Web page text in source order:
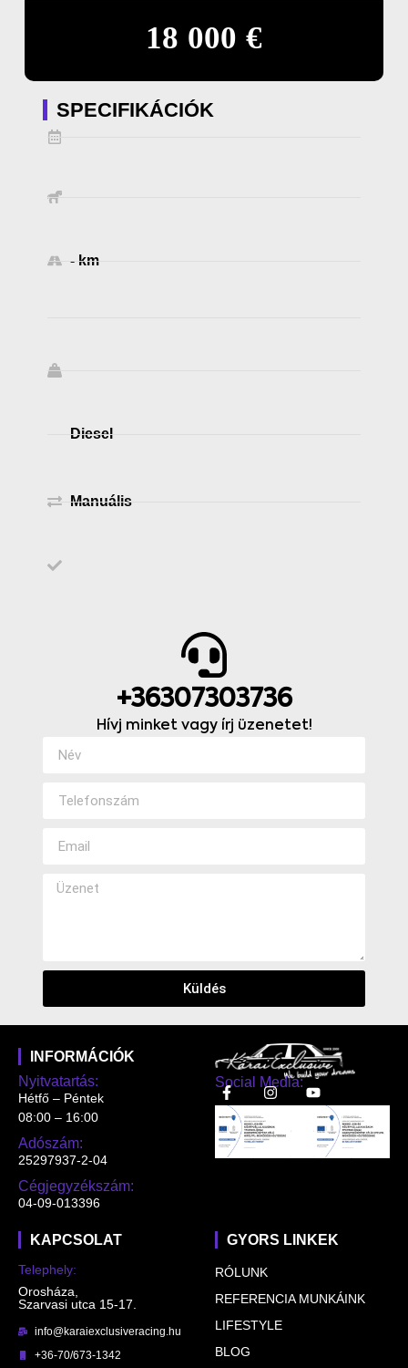
18 000 €
SPECIFIKÁCIÓK
- km
Diesel
Manuális
+36307303736
Hívj minket vagy írj üzenetet!
Küldés
Social Media:
INFORMÁCIÓK
Nyitvatartás:
Hétfő – Péntek
08:00 – 16:00
Adószám:
25297937-2-04
Cégjegyzékszám:
04-09-013396
GYORS LINKEK
RÓLUNK
REFERENCIA MUNKÁINK
LIFESTYLE
BLOG
KAPCSOLAT
Telephely:
Orosháza,
Szarvasi utca 15-17.
info@karaiexclusiveracing.hu
+36-70/673-1342